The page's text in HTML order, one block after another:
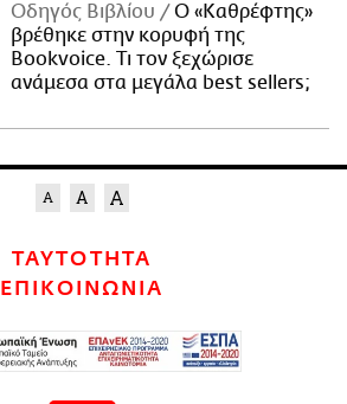
Οδηγός Βιβλίου
Ο «Καθρέφτης»
βρέθηκε στην κορυφή της
Bookvoice. Τι τον ξεχώρισε
ανάμεσα στα μεγάλα best sellers;
ΤΑΥΤΟΤΗΤΑ
ΕΠΙΚΟΙΝΩΝΙΑ